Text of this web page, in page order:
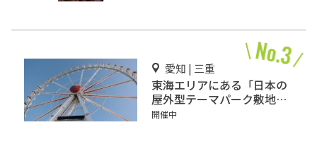
愛知 | 三重
東海エリアにある「日本の
屋外型テーマパーク敷地面
積ランキング」入りしてい
開催中